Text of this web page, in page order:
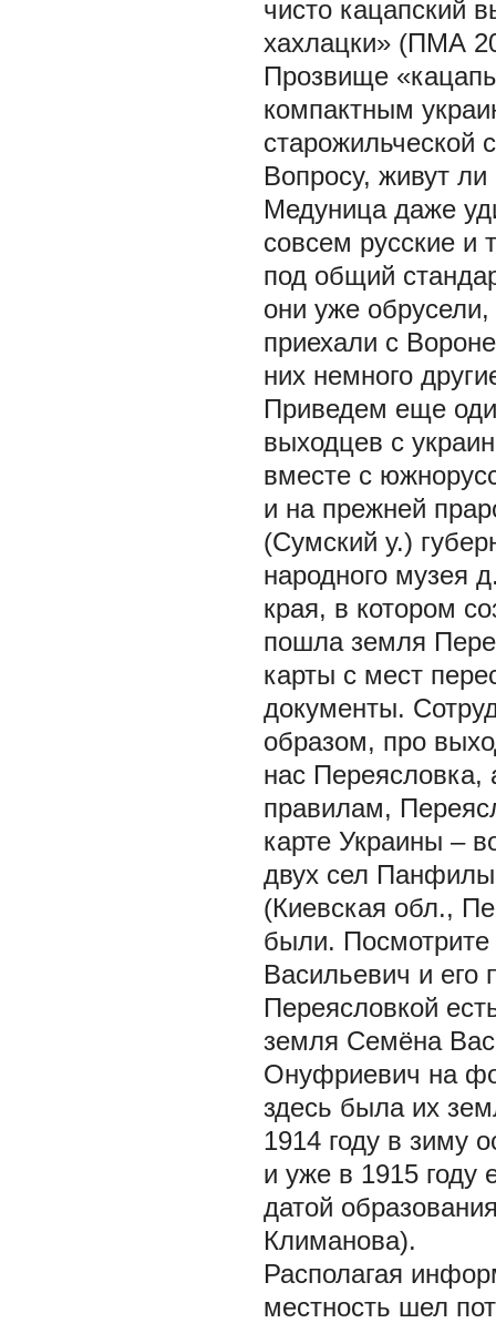
чисто кацапский
хахлацки» (ПМА
Прозвище
компактным
старожильческой
Вопросу, живут
Медуница даже
совсем русские и
под общий
они уже обрусели,
приехали с
них немного
Приведем еще
выходцев с
вместе с
и на прежней
(Сумский у.)
народного музея
края, в котором
пошла земля
карты с мест
документы.
образом, про
нас Переясловка,
правилам,
карте Украины –
двух сел Панфилы
(Киевская обл.,
были.
Васильевич и
Переясловкой
земля Семёна
Онуфриевич на
здесь была их
1914 году в зиму
и уже в 1915 году
датой
Климанова).
Располагая
местность шел